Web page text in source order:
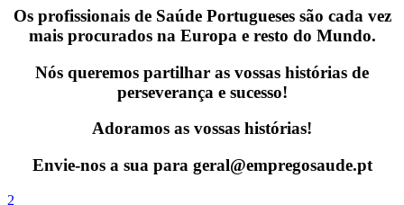
Os profissionais de Saúde Portugueses são cada vez
mais procurados na Europa e resto do Mundo.
Nós queremos partilhar as vossas histórias de
perseverança e sucesso!
Adoramos as vossas histórias!
Envie-nos a sua para geral@empregosaude.pt
2